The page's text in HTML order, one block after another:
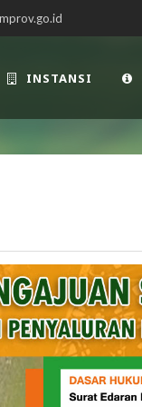
INSTANSI